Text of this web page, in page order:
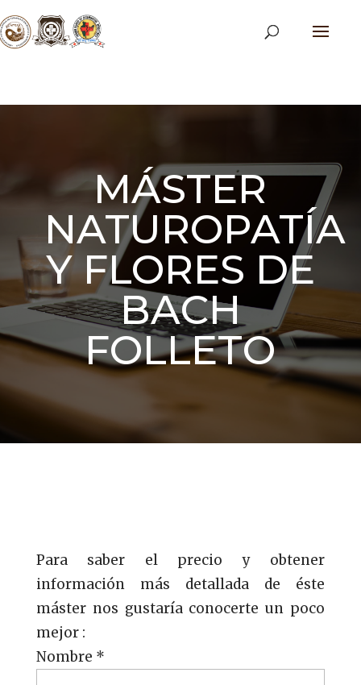
MÁSTER
NATUROPATÍA
Y FLORES DE
BACH
FOLLETO
Para saber el precio y obtener
información más detallada de éste
máster nos gustaría conocerte un poco
mejor :
Nombre *